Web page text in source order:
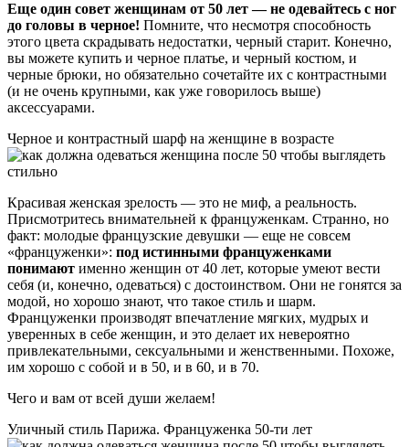
Еще один совет женщинам от 50 лет — не одевайтесь с ног
до головы в черное! Помните, что несмотря способность
этого цвета скрадывать недостатки, черный старит. Конечно,
вы можете купить и черное платье, и черный костюм, и
черные брюки, но обязательно сочетайте их с контрастными
(и не очень крупными, как уже говорилось выше)
аксессуарами.
Черное и контрастный шарф на женщине в возрасте
Красивая женская зрелость — это не миф, а реальность.
Присмотритесь внимательней к француженкам. Странно, но
факт: молодые французские девушки — еще не совсем
«француженки»: под истинными француженками
понимают именно женщин от 40 лет, которые умеют вести
себя (и, конечно, одеваться) с достоинством. Они не гонятся за
модой, но хорошо знают, что такое стиль и шарм.
Француженки производят впечатление мягких, мудрых и
уверенных в себе женщин, и это делает их невероятно
привлекательными, сексуальными и женственными. Похоже,
им хорошо с собой и в 50, и в 60, и в 70.
Чего и вам от всей души желаем!
Уличный стиль Парижа. Француженка 50-ти лет